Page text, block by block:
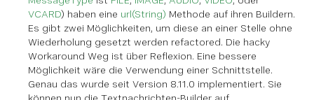
VCARD) haben eine url(String) Methode auf ihren Buildern.
Es gibt zwei Möglichkeiten, um diese an einer Stelle ohne
Wiederholung gesetzt werden refactored. Die hacky
Workaround Weg ist über Reflexion. Eine bessere
Möglichkeit wäre die Verwendung einer Schnittstelle.
Genau das wurde seit Version 8.11.0 implementiert. Sie